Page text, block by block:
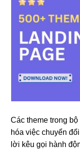
Các theme trong
hóa việc chuyển
lời kêu gọi hành